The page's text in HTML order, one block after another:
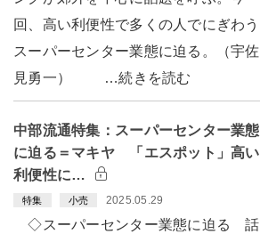
回、高い利便性で多くの人でにぎわう
スーパーセンター業態に迫る。（宇佐
見勇一） …続きを読む
中部流通特集：スーパーセンター業態
に迫る＝マキヤ 「エスポット」高い
利便性に…
特集 小売 2025.05.29
◇スーパーセンター業態に迫る 話